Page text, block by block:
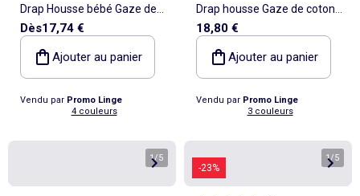
Drap Housse bébé Gaze de
coton Alia PROMO LINGE
Dès17,74 €
Ajouter au panier
Vendu par Promo Linge
4 couleurs
Drap housse Gaze de coton
Douceur d'Intérieur
18,80 €
Ajouter au panier
Vendu par Promo Linge
3 couleurs
1/5
-23%
1/5